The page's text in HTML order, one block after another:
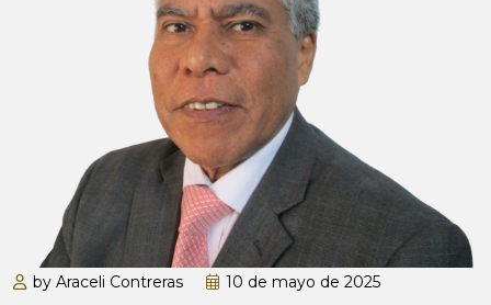
by Araceli Contreras 10 de mayo de 2025